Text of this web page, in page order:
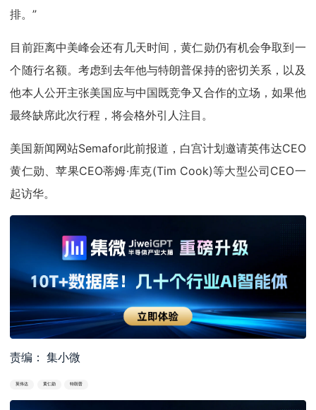
排。”
目前距离中美峰会还有几天时间，黄仁勋仍有机会争取到一
个随行名额。考虑到去年他与特朗普保持的密切关系，以及
他本人公开主张美国应与中国既竞争又合作的立场，如果他
最终缺席此次行程，将会格外引人注目。
美国新闻网站Semafor此前报道，白宫计划邀请英伟达CEO
黄仁勋、苹果CEO蒂姆·库克(Tim Cook)等大型公司CEO一
起访华。
责编： 集小微
英伟达 黄仁勋 特朗普